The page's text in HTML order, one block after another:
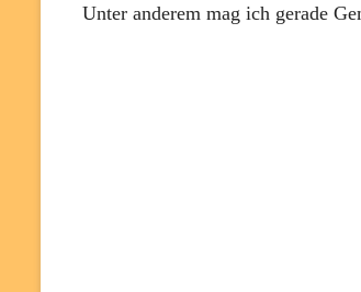
Unter anderem mag ich gerade